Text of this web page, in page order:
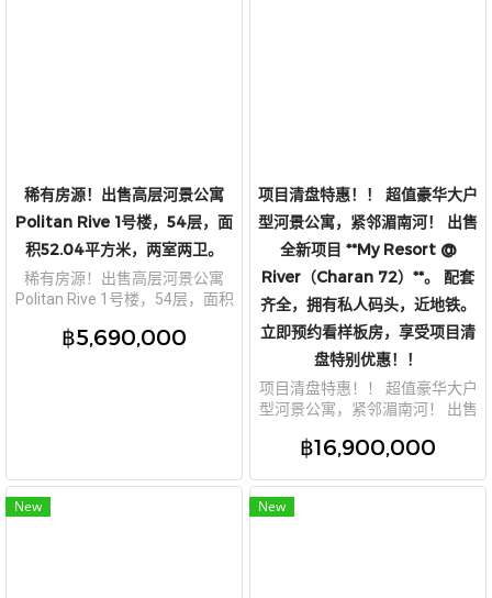
稀有房源！出售高层河景公寓
Politan Rive 1号楼，54层，面
积52.04平方米，两室两卫。
稀有房源！出售高层河景公寓
Politan Rive 1号楼，54层，面积
฿5,690,000
项目清盘特惠！！ 超值豪华大户
型河景公寓，紧邻湄南河！ 出售
全新项目 **My Resort @
River（Charan 72）**。 配套
齐全，拥有私人码头，近地铁。
立即预约看样板房，享受项目清
盘特别优惠！！
项目清盘特惠！！ 超值豪华大户
型河景公寓，紧邻湄南河！ 出售
River（Charan 72）**。 配套齐
即预约看样板房，享受项目清盘
฿16,900,000
New New